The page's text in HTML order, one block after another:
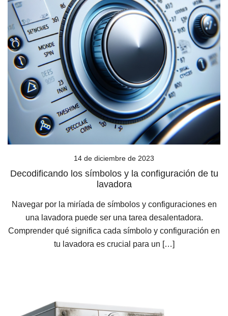
14 de diciembre de 2023
Decodificando los símbolos y la configuración de tu
lavadora
Navegar por la miríada de símbolos y configuraciones en
una lavadora puede ser una tarea desalentadora.
Comprender qué significa cada símbolo y configuración en
tu lavadora es crucial para un […]